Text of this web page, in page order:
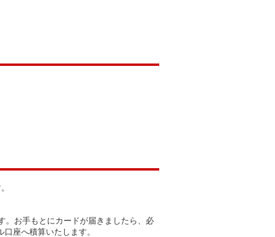
。お手もとにカードが届きましたら、必
座へ積算いたします。